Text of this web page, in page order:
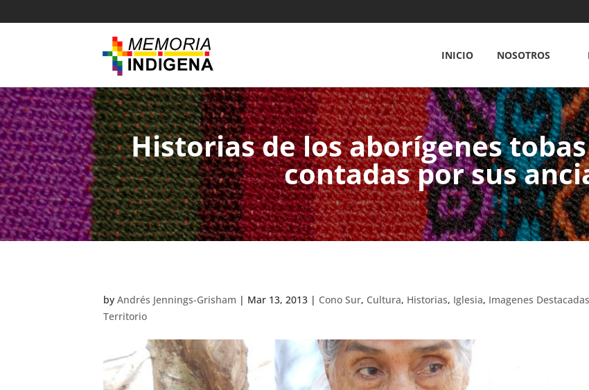
INICIO NOSOTROS
Historias de los aborígenes
contadas por sus
byAndrés Jennings-Grisham | Mar 13, 2013 | Cono Sur, Cultura, Historias, Iglesia, Imagenes Destacadas
Territorio